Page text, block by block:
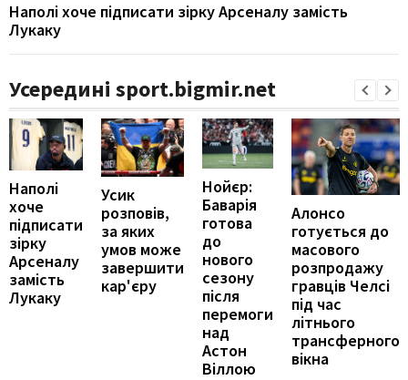
Наполі хоче підписати зірку Арсеналу замість
Лукаку
Усередині sport.bigmir.net
Наполі
хоче
підписати
зірку
Арсеналу
замість
Лукаку
Усик
розповів,
за яких
умов може
завершити
кар'єру
Нойєр:
Баварія
готова
до
нового
сезону
після
перемоги
над
Астон
Віллою
Алонсо
готується до
масового
розпродажу
гравців Челсі
під час
літнього
трансферного
вікна